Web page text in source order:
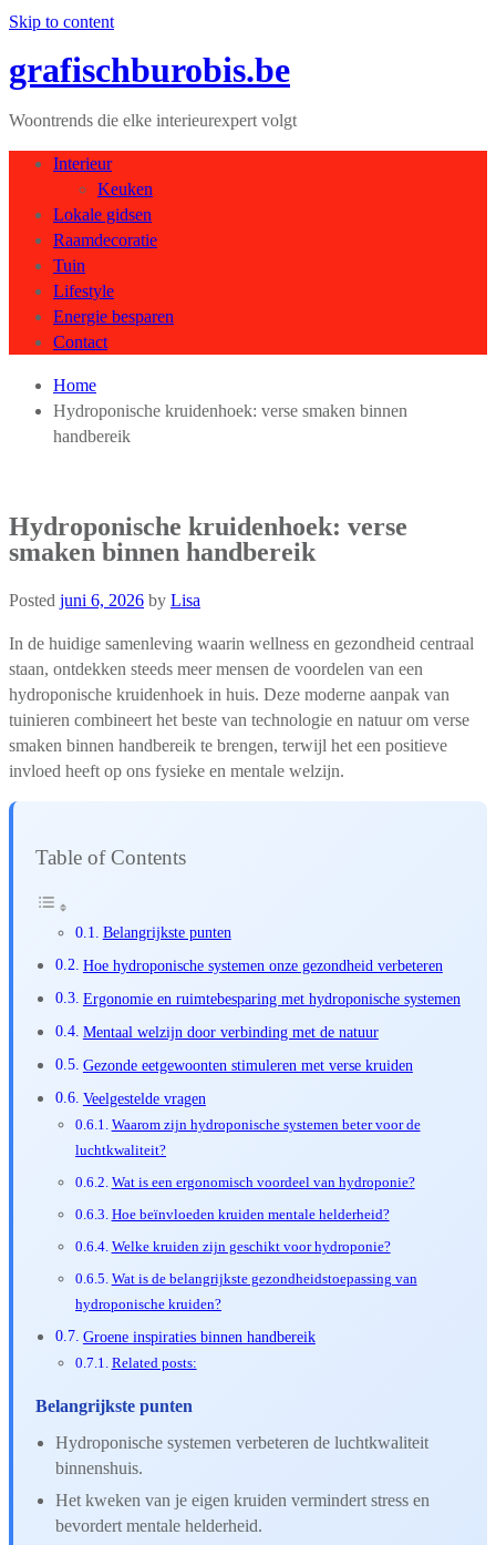
Skip to content
grafischburobis.be
Woontrends die elke interieurexpert volgt
Interieur
Keuken
Lokale gidsen
Raamdecoratie
Tuin
Lifestyle
Energie besparen
Contact
Home
Hydroponische kruidenhoek: verse smaken binnen
handbereik
Hydroponische kruidenhoek: verse
smaken binnen handbereik
Posted juni 6, 2026 by Lisa
In de huidige samenleving waarin wellness en gezondheid centraal
staan, ontdekken steeds meer mensen de voordelen van een
hydroponische kruidenhoek in huis. Deze moderne aanpak van
tuinieren combineert het beste van technologie en natuur om verse
smaken binnen handbereik te brengen, terwijl het een positieve
invloed heeft op ons fysieke en mentale welzijn.
Table of Contents
Belangrijkste punten
Hoe hydroponische systemen onze gezondheid verbeteren
Ergonomie en ruimtebesparing met hydroponische systemen
Mentaal welzijn door verbinding met de natuur
Gezonde eetgewoonten stimuleren met verse kruiden
Veelgestelde vragen
Waarom zijn hydroponische systemen beter voor de
luchtkwaliteit?
Wat is een ergonomisch voordeel van hydroponie?
Hoe beïnvloeden kruiden mentale helderheid?
Welke kruiden zijn geschikt voor hydroponie?
Wat is de belangrijkste gezondheidstoepassing van
hydroponische kruiden?
Groene inspiraties binnen handbereik
Related posts:
Belangrijkste punten
Hydroponische systemen verbeteren de luchtkwaliteit
binnenshuis.
Het kweken van je eigen kruiden vermindert stress en
bevordert mentale helderheid.